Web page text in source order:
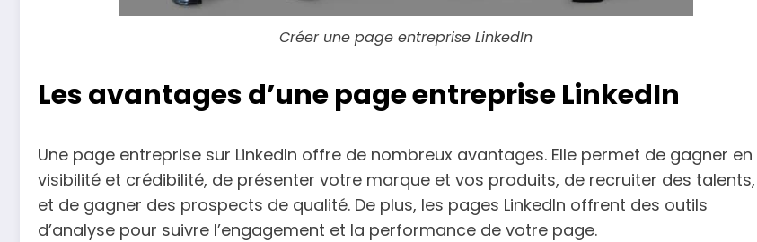
Créer une page entreprise LinkedIn
Les avantages d’une page entreprise LinkedIn
Une page entreprise sur LinkedIn offre de nombreux avantages. Elle permet de gagner en
visibilité et crédibilité, de présenter votre marque et vos produits, de recruiter des talents,
et de gagner des prospects de qualité. De plus, les pages LinkedIn offrent des outils
d’analyse pour suivre l’engagement et la performance de votre page.